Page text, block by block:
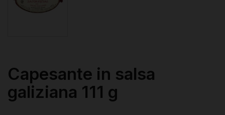
Capesante in salsa
galiziana 111 g